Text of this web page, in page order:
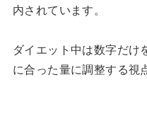
内されています。
ダイエット中は数字だけ
に合った量に調整する視